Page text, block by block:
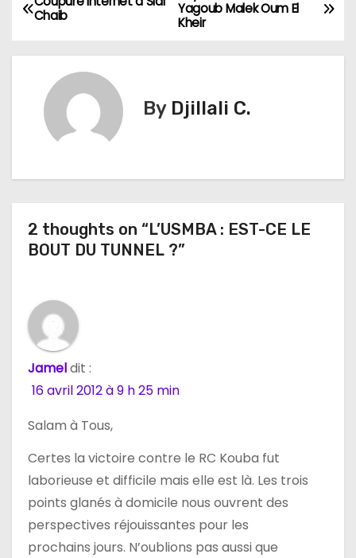
n
d
e
a
r
t
Yagoub Malek Oum El
Kheir
Chaib
By Djillali C.
2 thoughts on “L’USMBA : EST-CE LE
BOUT DU TUNNEL ?”
Jameldit :
16 avril 2012 à 9 h 25 min
Salam à Tous,
Certes la victoire contre le RC Kouba fut
laborieuse et difficile mais elle est là. Les trois
points glanés à domicile nous ouvrent des
perspectives réjouissantes pour les
prochains jours. N’oublions pas aussi que